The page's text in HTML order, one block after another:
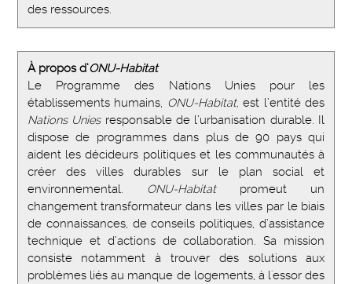
des ressources.
À propos d’ONU-Habitat
Le Programme des Nations Unies pour les
établissements humains, ONU-Habitat, est l’entité des
Nations Uniesresponsable de l’urbanisation durable. Il
dispose de programmes dans plus de 90 pays qui
aident les décideurs politiques et les communautés à
créer des villes durables sur le plan social et
environnemental. ONU-Habitatpromeut un
changement transformateur dans les villes par le biais
de connaissances, de conseils politiques, d’assistance
technique et d’actions de collaboration. Sa mission
consiste notamment à trouver des solutions aux
problèmes liés au manque de logements, à l'essor des